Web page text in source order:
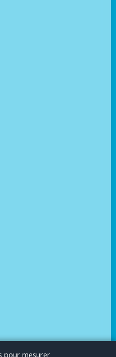
invitésMentions Légales
pour mesurer